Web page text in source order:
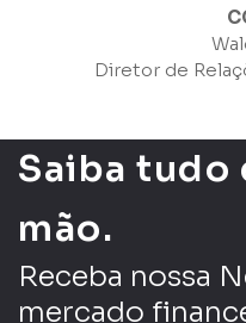
Diretor de
Saiba tudo
mão.
Receba nossa
mercado